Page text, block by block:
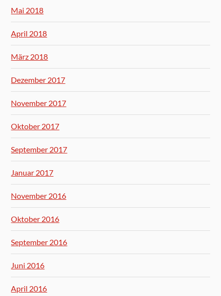
Mai 2018
April 2018
März 2018
Dezember 2017
November 2017
Oktober 2017
September 2017
Januar 2017
November 2016
Oktober 2016
September 2016
Juni 2016
April 2016